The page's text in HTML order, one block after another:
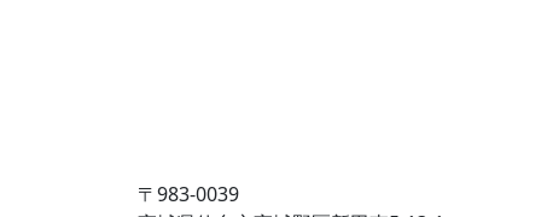
〒983-0039